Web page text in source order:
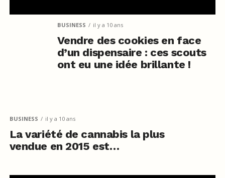
BUSINESS il y a 10 ans
Vendre des cookies en face
d’un dispensaire : ces scouts
ont eu une idée brillante !
BUSINESS il y a 10 ans
La variété de cannabis la plus
vendue en 2015 est…